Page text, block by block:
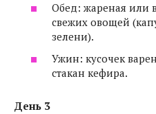
Обед: жареная или
свежих овощей
зелени).
Ужин: кусочек
стакан кефира.
День 3